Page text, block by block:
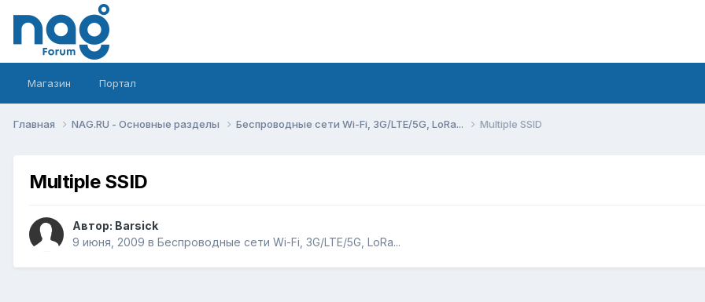
Магазин Портал
Главная NAG.RU - Основные разделы Беспроводные сети Wi-Fi, 3G/LTE/5G, LoRa... Multiple SSID
Multiple SSID
Автор: Barsick
9 июня, 2009 в Беспроводные сети Wi-Fi, 3G/LTE/5G, LoRa...